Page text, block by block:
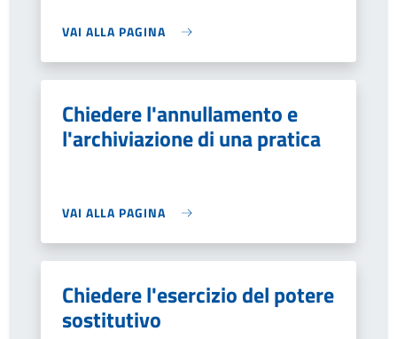
VAI ALLA PAGINA
Chiedere l'annullamento e
l'archiviazione di una pratica
VAI ALLA PAGINA
Chiedere l'esercizio del potere
sostitutivo